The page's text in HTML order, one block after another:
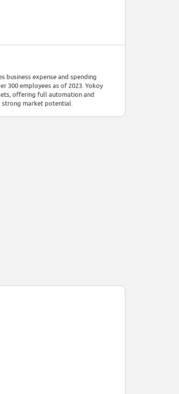
business expense and spending
300 employees as of 2023. Yokoy
offering full automation and
strong market potential.